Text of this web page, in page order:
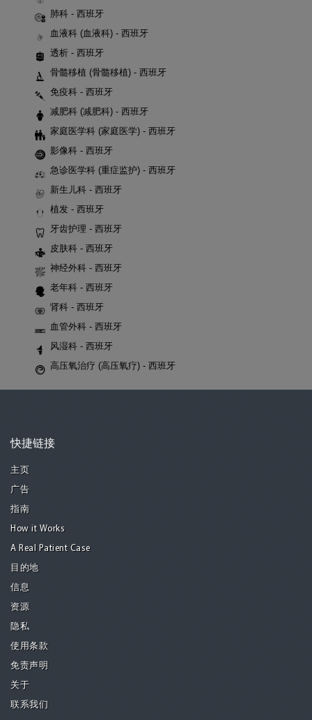
肺科 - 西班牙
血液科 (血液科) - 西班牙
透析 - 西班牙
骨髓移植 (骨髓移植) - 西班牙
免疫科 - 西班牙
减肥科 (减肥科) - 西班牙
家庭医学科 (家庭医学) - 西班牙
影像科 - 西班牙
急诊医学科 (重症监护) - 西班牙
新生儿科 - 西班牙
植发 - 西班牙
牙齿护理 - 西班牙
皮肤科 - 西班牙
神经外科 - 西班牙
老年科 - 西班牙
肾科 - 西班牙
血管外科 - 西班牙
风湿科 - 西班牙
高压氧治疗 (高压氧疗) - 西班牙
快捷链接
主页
广告
指南
How it Works
A Real Patient Case
目的地
信息
资源
隐私
使用条款
免责声明
关于
联系我们